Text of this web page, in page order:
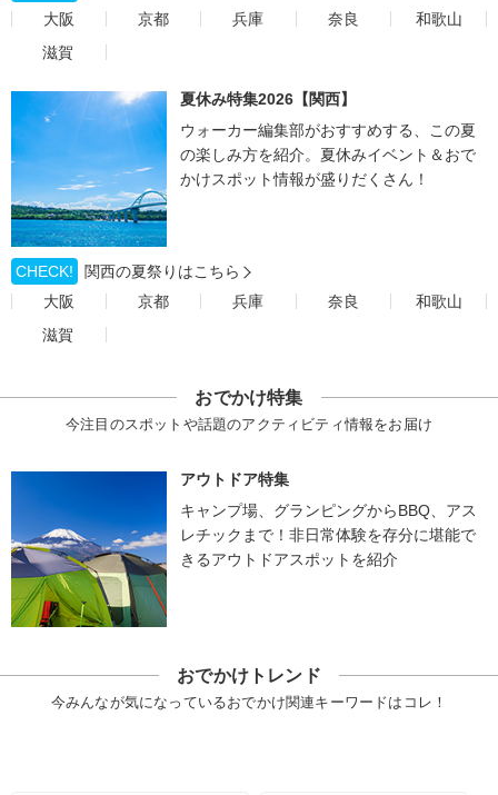
大阪
京都 兵庫 奈良
和歌山
滋賀
夏休み特集2026【関西】
ウォーカー編集部がおすすめする、この夏
の楽しみ方を紹介。夏休みイベント＆おで
かけスポット情報が盛りだくさん！
CHECK!
関西の夏祭りはこちら
大阪
京都 兵庫 奈良
和歌山
滋賀
おでかけ特集
今注目のスポットや話題のアクティビティ情報をお届け
アウトドア特集
キャンプ場、グランピングからBBQ、アス
レチックまで！非日常体験を存分に堪能で
きるアウトドアスポットを紹介
おでかけトレンド
今みんなが気になっているおでかけ関連キーワードはコレ！